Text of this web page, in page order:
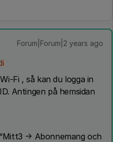
Forum|Forum|2 years ago
Fi , så kan du logga in
Antingen på hemsidan
→ Abonnemang och